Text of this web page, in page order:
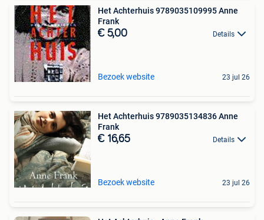
Het Achterhuis 9789035109995 Anne
Frank
€ 5,00 Details
Bezoek website 23 jul 26
Het Achterhuis 9789035134836 Anne
Frank
€ 16,65 Details
Bezoek website 23 jul 26